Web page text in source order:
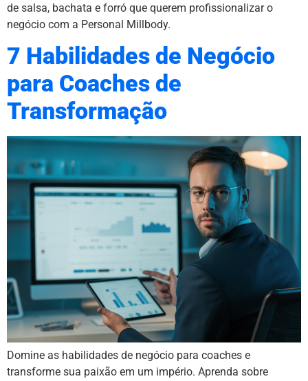
de salsa, bachata e forró que querem profissionalizar o
negócio com a Personal Millbody.
7 Habilidades de Negócio
para Coaches de
Transformação
Domine as habilidades de negócio para coaches e
transforme sua paixão em um império. Aprenda sobre